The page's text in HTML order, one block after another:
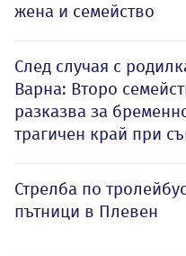
жена и семейство
След случая с
Варна: Второ
разказва за
трагичен край при
Стрелба по
пътници в Плевен